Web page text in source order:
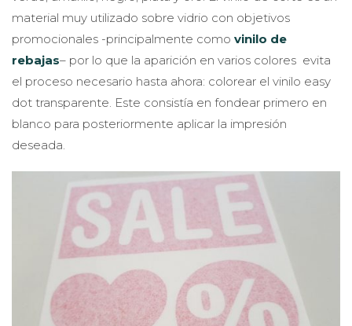
material muy utilizado sobre vidrio con objetivos
promocionales -principalmente como vinilo de
rebajas– por lo que la aparición en varios colores evita
el proceso necesario hasta ahora: colorear el vinilo easy
dot transparente. Este consistía en fondear primero en
blanco para posteriormente aplicar la impresión
deseada.